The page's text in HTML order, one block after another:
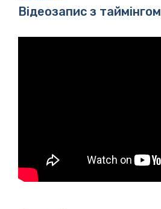
Відеозапис з таймінгом